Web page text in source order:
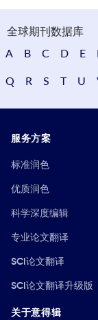
全球期刊数据库
A
B C D E
Q R S T U